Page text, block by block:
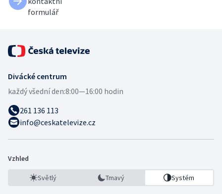
formulář
Divácké centrum
každý všední den:8:00—16:00 hodin
261 136 113
info@ceskatelevize.cz
Vzhled
Světlý Tmavý Systém